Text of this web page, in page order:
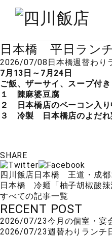
日本橋 平日ラン
2026/07/08 日本橋週替わり
7月13日～7月24日
ご飯、ザーサイ、スープ付き
１ 陳麻婆豆腐
２ 日本橋店のベーコン入り
３ 冷製 日本橋店のよだ
SHARE
四川飯店日本橋 王道・成
日本橋 冷麺「柚子胡椒酸辣
すべての記事一覧
RECENT POST
2026/07/23今月の個室・宴
2026/07/23週替わりランチ